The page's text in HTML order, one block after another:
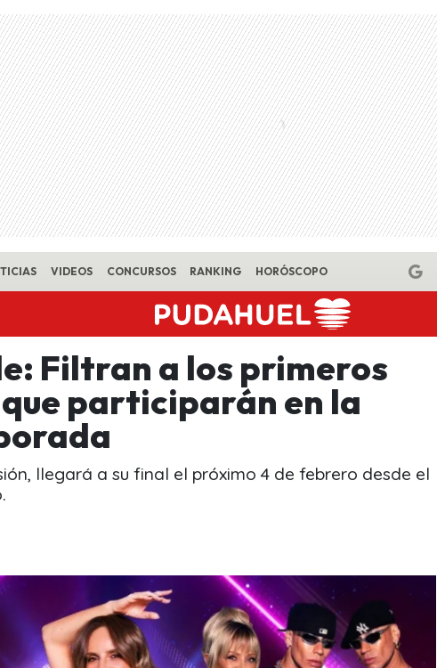
VIDEOS CONCURSOS RANKING HORÓSCOPO
Filtran a los primeros
participarán en la
llegará a su final el próximo 4 de febrero desde el